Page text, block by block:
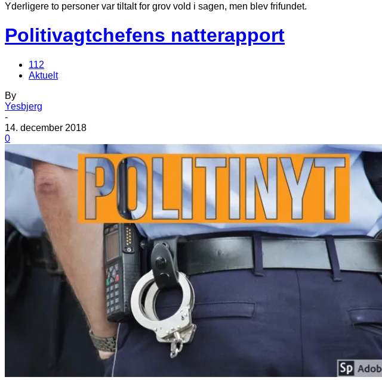
Yderligere to personer var tiltalt for grov vold i sagen, men blev frifundet.
Politivagtchefens natterapport
112
Aktuelt
By
Yesbjerg
-
14. december 2018
0